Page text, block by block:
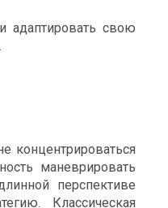
адаптировать свою
концентрироваться
маневрировать
перспективе
Классическая